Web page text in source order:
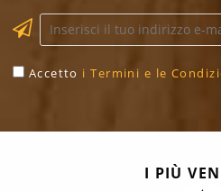
Accetto i Termini e le
I PIÙ